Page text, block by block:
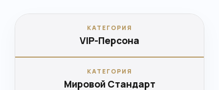
КАТЕГОРИЯ
VIP-Персона
КАТЕГОРИЯ
Мировой Стандарт